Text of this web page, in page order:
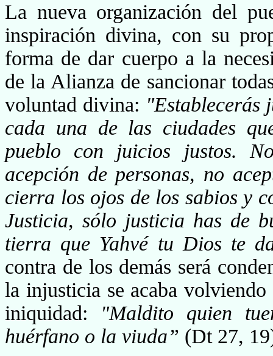
La nueva organización del
inspiración divina, con su
forma de dar cuerpo a la
de la Alianza de sancionar
vo­luntad divina: "Establecerás
cada una de las ciudades
pueblo con juicios justos.
acepción de personas, no
cierra los ojos de los sabios y
Justi­cia, sólo justicia has de
tierra que Yahvé tu Dios te
contra de los demás será
la injusticia se acaba
iniquidad:
"Maldito quien
huérfano o la viuda” (Dt 27,